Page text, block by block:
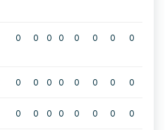
0 0 0 0 0 0 0 0
0 0 0 0 0 0 0 0
0 0 0 0 0 0 0 0